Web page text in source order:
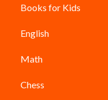
Books for Kids
English
Math
Chess